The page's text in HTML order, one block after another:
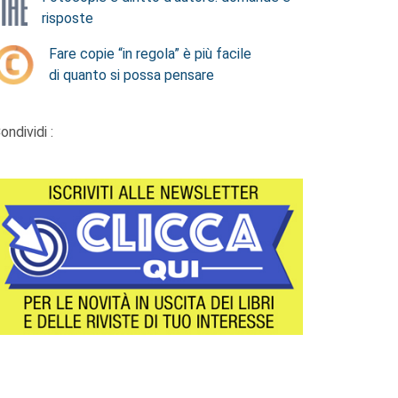
risposte
Fare copie “in regola” è più facile
di quanto si possa pensare
: